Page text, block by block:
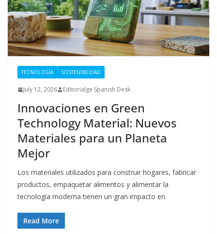
TECNOLOGÍA SOSTENIBILIDAD
July 12, 2026 Editorialge Spanish Desk
Innovaciones en Green
Technology Material: Nuevos
Materiales para un Planeta
Mejor
Los materiales utilizados para construir hogares, fabricar
productos, empaquetar alimentos y alimentar la
tecnología moderna tienen un gran impacto en
Read More